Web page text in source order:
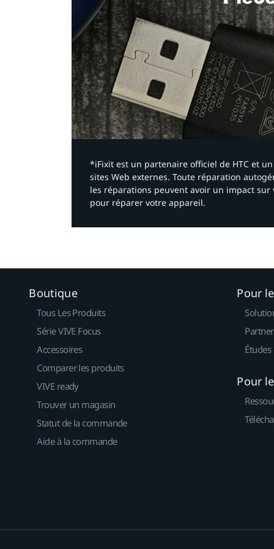
*iFixit est un partenaire officiel de HTC et
sites Web externes. Toute réparation
les réparations peuvent avoir un impact
pour réparer votre appareil.​
Boutique
Tous Les Produits
Série VIVE Focus
Accessoires
Comparer les produits
VIVE ready
Trouver un magasin
Statut de la commande
Aide à la commande
Pour
Études
Pour